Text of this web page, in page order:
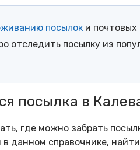
посылок и почтовых
отследить посылку из
посылка в
где можно забрать
данном справочнике,